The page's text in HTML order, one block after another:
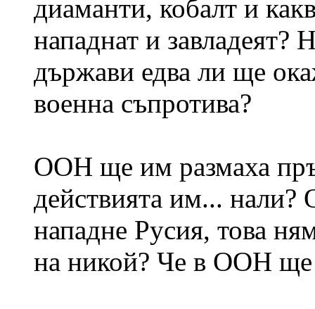
диаманти, кобалт и
нападнат и завладеят?
държави едва ли ще
военна съпротива?
ООН ще им размаха
действията им...
нападне Русия, това
на никой? Че в ООН ще